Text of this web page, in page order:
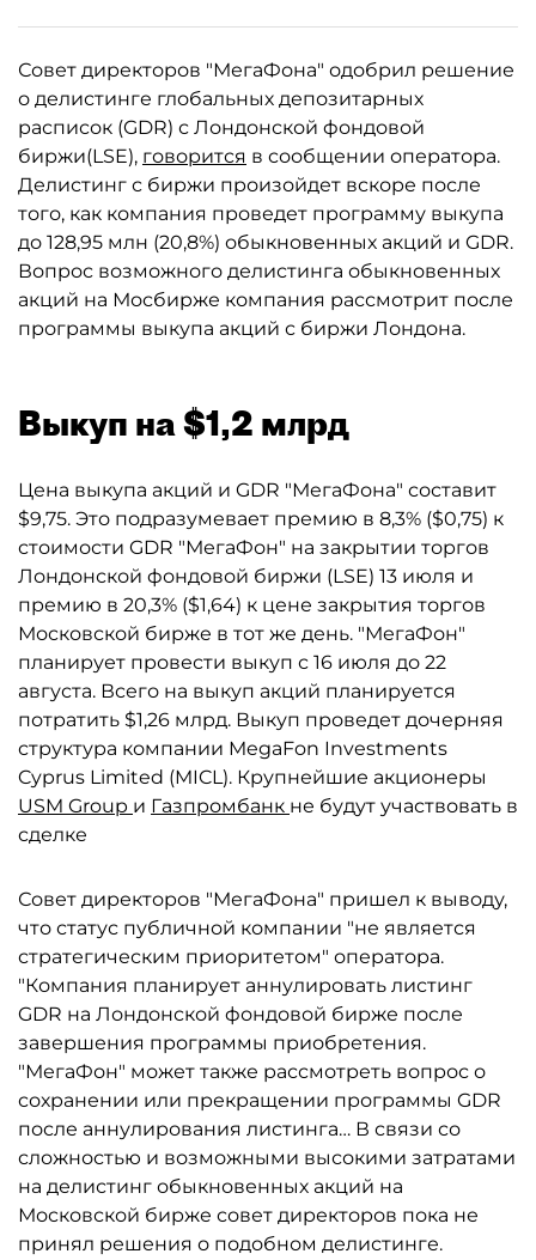
Совет директоров "МегаФона" одобрил решение
о делистинге глобальных депозитарных
расписок (GDR) с Лондонской фондовой
биржи(LSE), говорится в сообщении оператора.
Делистинг с биржи произойдет вскоре после
того, как компания проведет программу выкупа
до 128,95 млн (20,8%) обыкновенных акций и GDR.
Вопрос возможного делистинга обыкновенных
акций на Мосбирже компания рассмотрит после
программы выкупа акций с биржи Лондона.
Выкуп на $1,2 млрд
Цена выкупа акций и GDR "МегаФона" составит
$9,75. Это подразумевает премию в 8,3% ($0,75) к
стоимости GDR "МегаФон" на закрытии торгов
Лондонской фондовой биржи (LSE) 13 июля и
премию в 20,3% ($1,64) к цене закрытия торгов
Московской бирже в тот же день. "МегаФон"
планирует провести выкуп с 16 июля до 22
августа. Всего на выкуп акций планируется
потратить $1,26 млрд. Выкуп проведет дочерняя
структура компании MegaFon Investments
Cyprus Limited (MICL). Крупнейшие акционеры
USM Group и Газпромбанк не будут участвовать в
сделке
Совет директоров "МегаФона" пришел к выводу,
что статус публичной компании "не является
стратегическим приоритетом" оператора.
"Компания планирует аннулировать листинг
GDR на Лондонской фондовой бирже после
завершения программы приобретения.
"МегаФон" может также рассмотреть вопрос о
сохранении или прекращении программы GDR
после аннулирования листинга… В связи со
сложностью и возможными высокими затратами
на делистинг обыкновенных акций на
Московской бирже совет директоров пока не
принял решения о подобном делистинге.